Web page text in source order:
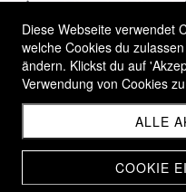
DieHaitikinderhilfe.ch
um ihr wunderbares
dürfen.Auch eine
den Menschen in Haiti
können.
Bei Interesse gibt es
Diese Webseite verwendet
welche Cookies du
ändern. Klickst du auf
Verwendung von Cookies
ALLE
COOKIE